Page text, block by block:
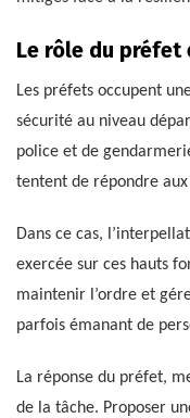
Le rôle du
Les préfets occupent
sécurité au niveau
police et de
tentent de répondre
Dans ce cas,
exercée sur ces hauts
maintenir l’ordre et
parfois émanant de
La réponse du préfet,
de la tâche. Proposer